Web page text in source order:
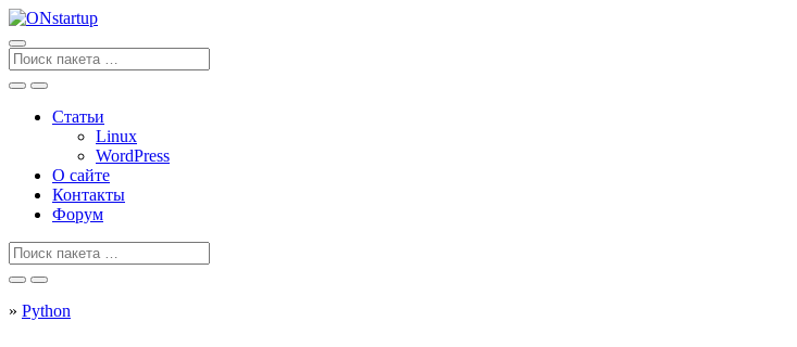
Перейти
к
содержанию
Поиск
для
Статьи
Linux
WordPress
О сайте
Контакты
Форум
Поиск
для
» Python